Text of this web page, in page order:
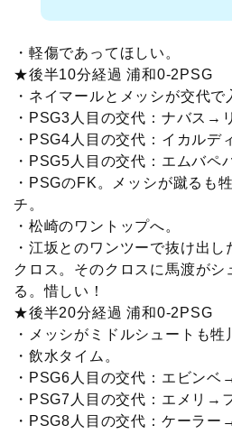
・軽傷であってほしい。
★後半10分経過 浦和0-2PSG
・ネイマールとメッシが交代で
・PSG3人目の交代：ナバス→
・PSG4人目の交代：イカルデ
・PSG5人目の交代：エムバ
・PSGのFK。メッシが蹴るも
チ。
・松崎のワントップへ。
・江坂とのワンツーで抜け出
クロス。そのクロスに馬渡が
る。惜しい！
★後半20分経過 浦和0-2PSG
・メッシがミドルシュートも牲
・飲水タイム。
・PSG6人目の交代：エビンベ
・PSG7人目の交代：エメリ→
・PSG8人目の交代：ケーラー